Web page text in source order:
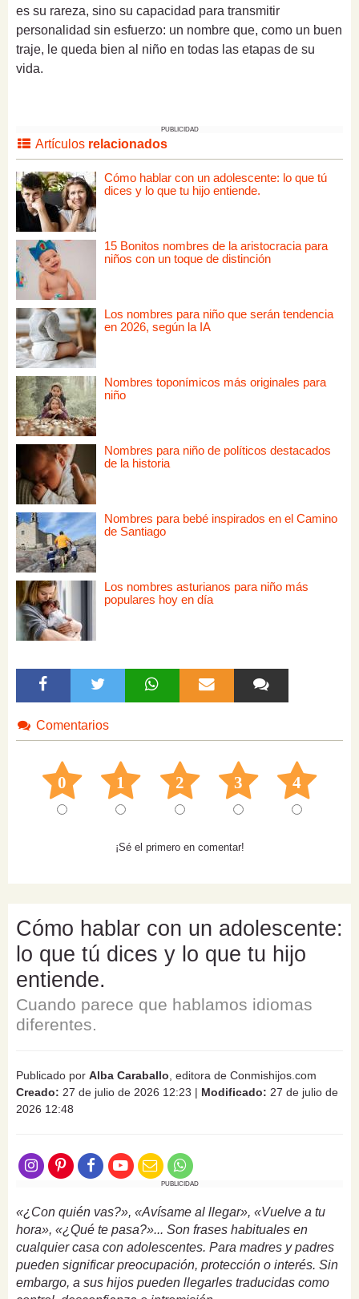
es su rareza, sino su capacidad para transmitir
personalidad sin esfuerzo: un nombre que, como un buen
traje, le queda bien al niño en todas las etapas de su
vida.
PUBLICIDAD
Artículos relacionados
Cómo hablar con un adolescente: lo que tú
dices y lo que tu hijo entiende.
15 Bonitos nombres de la aristocracia para
niños con un toque de distinción
Los nombres para niño que serán tendencia
en 2026, según la IA
Nombres toponímicos más originales para
niño
Nombres para niño de políticos destacados
de la historia
Nombres para bebé inspirados en el Camino
de Santiago
Los nombres asturianos para niño más
populares hoy en día
Comentarios
0 1 2 3 4
¡Sé el primero en comentar!
Cómo hablar con un adolescente:
lo que tú dices y lo que tu hijo
entiende.
Cuando parece que hablamos idiomas
diferentes.
Publicado por Alba Caraballo , editora de Conmishijos.com
Creado: 27 de julio de 2026 12:23 | Modificado: 27 de julio de
2026 12:48
PUBLICIDAD
«¿Con quién vas?», «Avísame al llegar», «Vuelve a tu
hora», «¿Qué te pasa?»... Son frases habituales en
cualquier casa con adolescentes. Para madres y padres
pueden significar preocupación, protección o interés. Sin
embargo, a sus hijos pueden llegarles traducidas como